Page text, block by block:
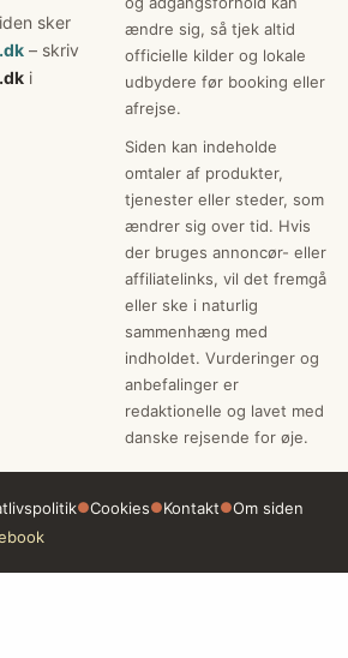
sker
– skriv
i
ændre sig, så tjek altid
officielle kilder og lokale
udbydere før booking eller
afrejse.
Siden kan indeholde
omtaler af produkter,
tjenester eller steder, som
ændrer sig over tid. Hvis
der bruges annoncør- eller
affiliatelinks, vil det fremgå
eller ske i naturlig
sammenhæng med
indholdet. Vurderinger og
anbefalinger er
redaktionelle og lavet med
danske rejsende for øje.
●Cookies●Kontakt●Om siden